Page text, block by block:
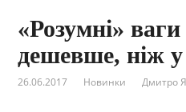
«Розумні»
дешевше, ніж
26.06.2017 Новинки Дмитро